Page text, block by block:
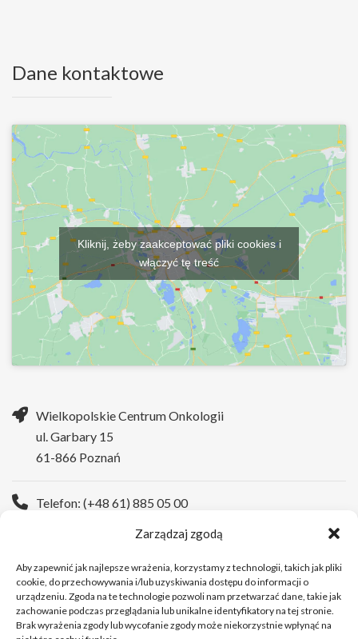
Zarządzaj zgodą
Aby zapewnić jak najlepsze wrażenia, korzystamy z technologii, takich jak pliki
cookie, do przechowywania i/lub uzyskiwania dostępu do informacji o
urządzeniu. Zgoda na te technologie pozwoli nam przetwarzać dane, takie jak
zachowanie podczas przeglądania lub unikalne identyfikatory na tej stronie.
Brak wyrażenia zgody lub wycofanie zgody może niekorzystnie wpłynąć na
Dane kontaktowe
Kliknij, żeby zaakceptować pliki cookies i
włączyć tę treść
Wielkopolskie Centrum Onkologii
ul. Garbary 15
61-866 Poznań
Telefon: (+48 61) 885 05 00